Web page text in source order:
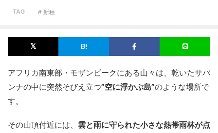
TAG # 新種
アフリカ南東部・モザンビークにある山々は、乾いたサバ
ンナの中に突然そびえ立つ”空に浮かぶ島”のような場所で
す。
その山頂付近には、 雲と雨に守られた小さな熱帯雨林が点